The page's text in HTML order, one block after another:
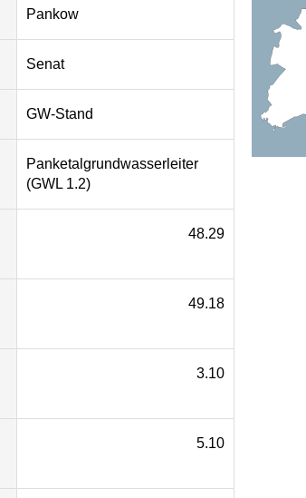
Pankow
Senat
GW-Stand
Panketalgrundwasserleiter
(GWL 1.2)
48.29
49.18
3.10
5.10